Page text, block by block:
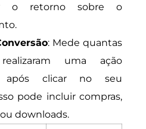
o retorno sobre o
: Mede quantas
uma ação
após clicar no seu
pode incluir compras,
downloads.